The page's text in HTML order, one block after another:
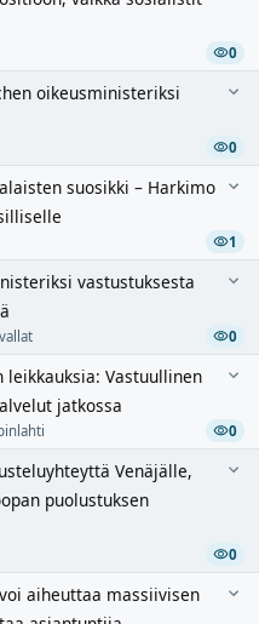
0
oikeusministeriksi
0
suosikki – Harkimo
1
vastustuksesta
0
leikkauksia: Vastuullinen
jatkossa
0
Venäjälle,
puolustuksen
0
aiheuttaa massiivisen